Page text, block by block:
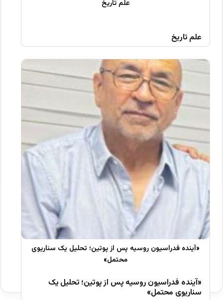
علم تاریخ
«آینده فدراسیون روسیه پس از پوتین؛ تحلیل یک
سناریوی محتمل»